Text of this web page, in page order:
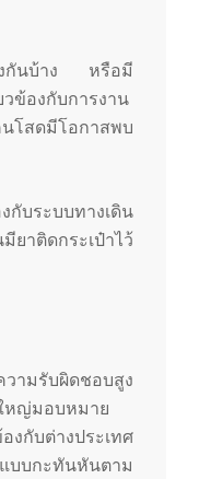
กันบ้าง หรือมี
ข้องกับการงาน
โสดมีโอกาสพบ
บระบบทางเดิน
าติดกระเป๋าไว้
ามรับผิดชอบสูง
หญ่มอบหมาย
กับต่างประเทศ
บบกะทันหันตาม